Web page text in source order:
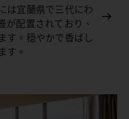
は宜蘭県で三代にわ
が配置されており、
す。穏やかで香ばし
す。